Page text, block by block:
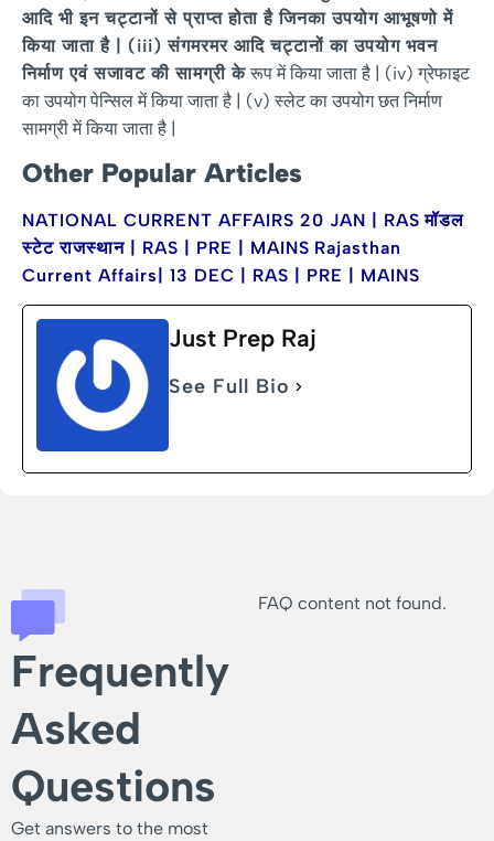
आदि भी इन चट्टानों से प्राप्त होता है जिनका उपयोग आभूषणो में
किया जाता है | (iii) संगमरमर आदि चट्टानों का उपयोग भवन
निर्माण एवं सजावट की सामग्री केरूप में किया जाता है | (iv) ग्रेफाइट
का उपयोग पेन्सिल में किया जाता है | (v) स्लेट का उपयोग छत निर्माण
सामग्री में किया जाता है |
Other Popular Articles
NATIONAL CURRENT AFFAIRS 20 JAN | RAS मॉडल
स्टेट राजस्थान | RAS | PRE | MAINS Rajasthan
Current Affairs| 13 DEC | RAS | PRE | MAINS
Just Prep Raj
See Full Bio
Frequently
Asked
Questions
Get answers to the most
FAQ content not found.